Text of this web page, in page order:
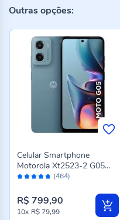
Outras opções:
Avaliação: (464)
Celular Smartphone
Motorola Xt2523-2 G05
128Gb - CINZA
R$ 799,90
10x R$ 79,99